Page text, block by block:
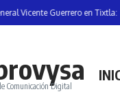
Guerrero en Tixtla:
Comunicación Digital